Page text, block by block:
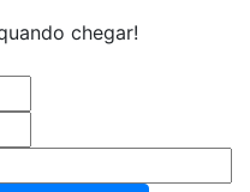
chegar!